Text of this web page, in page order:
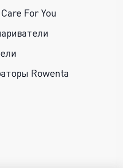
For You
Rowenta